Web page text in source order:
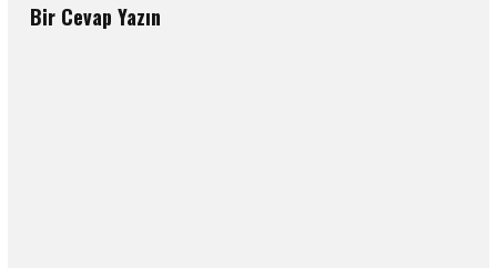
Bir Cevap Yazın